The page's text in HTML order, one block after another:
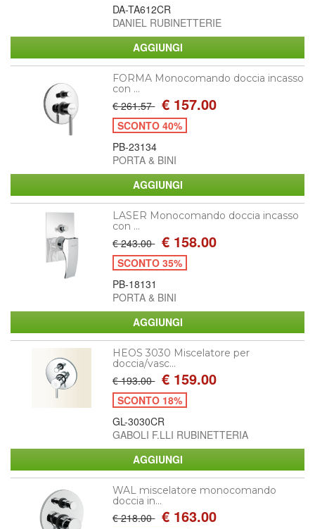
DA-TA612CR
DANIEL RUBINETTERIE
FORMA Monocomando doccia incasso
con ...
€ 261.57 € 157.00
SCONTO 40%
PB-23134
PORTA & BINI
LASER Monocomando doccia incasso
con ...
€ 243.00 € 158.00
SCONTO 35%
PB-18131
PORTA & BINI
HEOS 3030 Miscelatore per
doccia/vasc...
€ 193.00 € 159.00
SCONTO 18%
GL-3030CR
GABOLI F.LLI RUBINETTERIA
WAL miscelatore monocomando
doccia in...
€ 218.00 € 163.00